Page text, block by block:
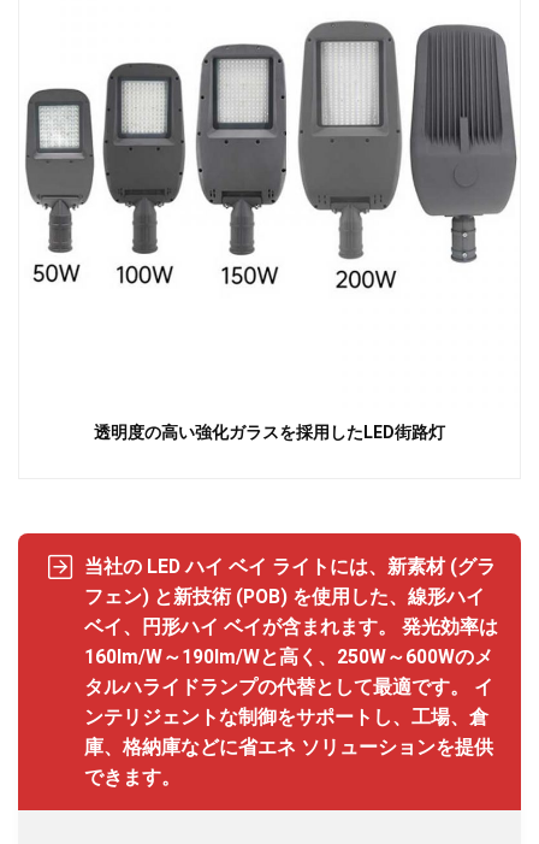
透明度の高い強化ガラスを採用したLED街路灯
当社の LED ハイ ベイ ライトには、新素材 (グラ
フェン) と新技術 (POB) を使用した、線形ハイ
ベイ、円形ハイ ベイが含まれます。 発光効率は
160lm/W～190lm/Wと高く、250W～600Wのメ
タルハライドランプの代替として最適です。 イ
ンテリジェントな制御をサポートし、工場、倉
庫、格納庫などに省エネ ソリューションを提供
できます。